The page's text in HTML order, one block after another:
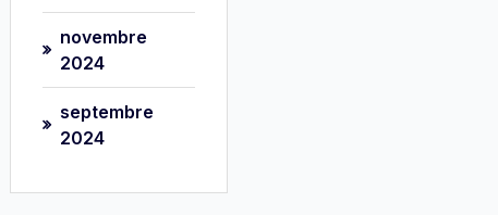
novembre
2024
septembre
2024